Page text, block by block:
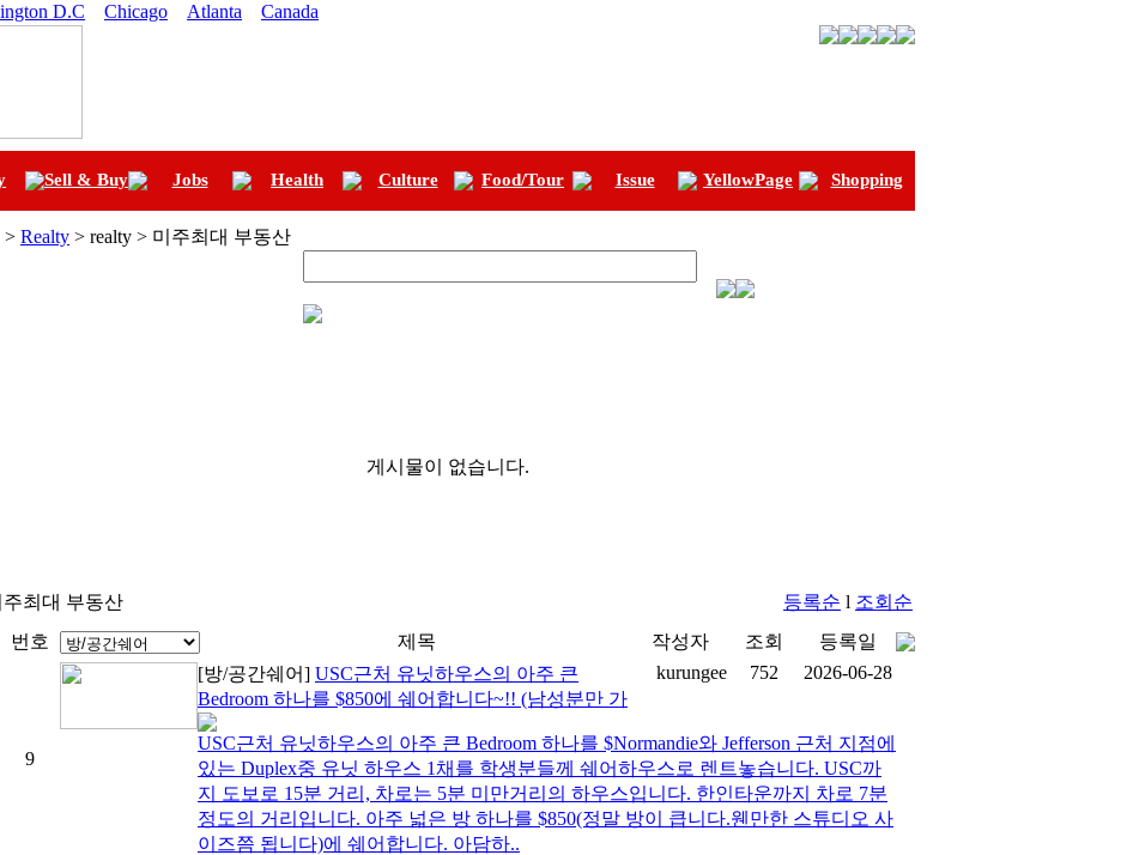
D.C Chicago Atlanta Canada
Sell & Buy Jobs Health Culture Food/Tour Issue YellowPage Shopping
> Realty > realty > 미주최대 부동산
게시물이 없습니다.
주최대 부동산 등록순 l 조회순
번호
제목 작성자 조회 등록일
9
[방/공간쉐어] USC근처 유닛하우스의 아주 큰
Bedroom 하나를 $850에 쉐어합니다~!! (남성분만 가
kurungee 752 2026-06-28
USC근처 유닛하우스의 아주 큰 Bedroom 하나를 $Normandie와 Jefferson 근처 지점에
있는 Duplex중 유닛 하우스 1채를 학생분들께 쉐어하우스로 렌트놓습니다. USC까
지 도보로 15분 거리, 차로는 5분 미만거리의 하우스입니다. 한인타운까지 차로 7분
정도의 거리입니다. 아주 넓은 방 하나를 $850(정말 방이 큽니다.웬만한 스튜디오 사
이즈쯤 됩니다)에 쉐어합니다. 아담하..